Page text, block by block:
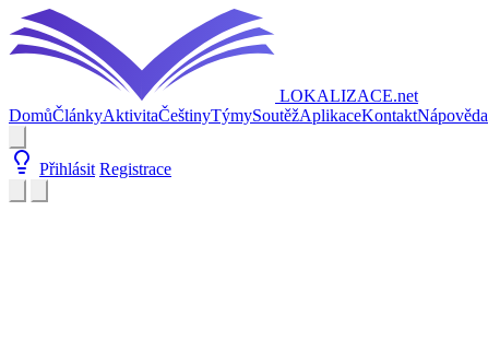
LOKALIZACE.net
DomůČlánkyAktivitaČeštinyTýmySoutěžAplikaceKontaktNápověda
Přihlásit Registrace